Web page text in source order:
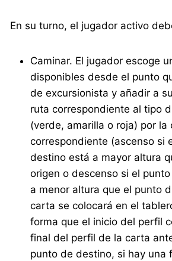
En su turno, el jugador activo
Caminar. El jugador escoge
disponibles desde el punto
de excursionista y añadir a
ruta correspondiente al tipo
(verde, amarilla o roja) por la
correspondiente (ascenso si
destino está a mayor altura
origen o descenso si el
a menor altura que el punto
carta se colocará en el
forma que el inicio del perfil
final del perfil de la carta
punto de destino, si hay una